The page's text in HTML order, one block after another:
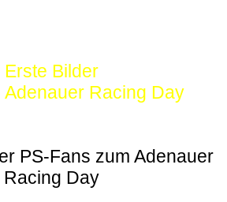
Erste Bilder
Adenauer Racing Day
PS-Fans zum Adenauer
Racing Day